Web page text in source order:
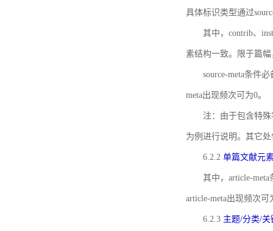
具体标识类型通过
其中，contrib、
素结构一致。限于篇
source-meta条件
meta出现频次可为0。
注：由于包含特殊
为例进行说明。其它
6.2.2 单篇文献元
其中，article-
article-meta出现频次可
6.2.3 主题/分类/